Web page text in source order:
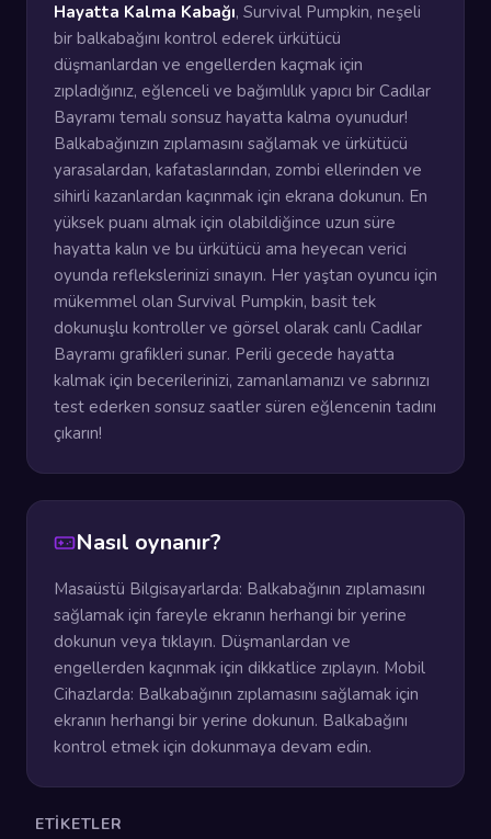
Hayatta Kalma Kabağı, Survival Pumpkin, neşeli
bir balkabağını kontrol ederek ürkütücü
düşmanlardan ve engellerden kaçmak için
zıpladığınız, eğlenceli ve bağımlılık yapıcı bir Cadılar
Bayramı temalı sonsuz hayatta kalma oyunudur!
Balkabağınızın zıplamasını sağlamak ve ürkütücü
yarasalardan, kafataslarından, zombi ellerinden ve
sihirli kazanlardan kaçınmak için ekrana dokunun. En
yüksek puanı almak için olabildiğince uzun süre
hayatta kalın ve bu ürkütücü ama heyecan verici
oyunda reflekslerinizi sınayın. Her yaştan oyuncu için
mükemmel olan Survival Pumpkin, basit tek
dokunuşlu kontroller ve görsel olarak canlı Cadılar
Bayramı grafikleri sunar. Perili gecede hayatta
kalmak için becerilerinizi, zamanlamanızı ve sabrınızı
test ederken sonsuz saatler süren eğlencenin tadını
çıkarın!
Nasıl oynanır?
Masaüstü Bilgisayarlarda: Balkabağının zıplamasını
sağlamak için fareyle ekranın herhangi bir yerine
dokunun veya tıklayın. Düşmanlardan ve
engellerden kaçınmak için dikkatlice zıplayın. Mobil
Cihazlarda: Balkabağının zıplamasını sağlamak için
ekranın herhangi bir yerine dokunun. Balkabağını
kontrol etmek için dokunmaya devam edin.
ETIKETLER